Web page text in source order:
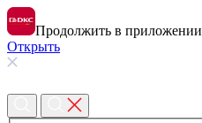
Продолжить в приложении
Открыть